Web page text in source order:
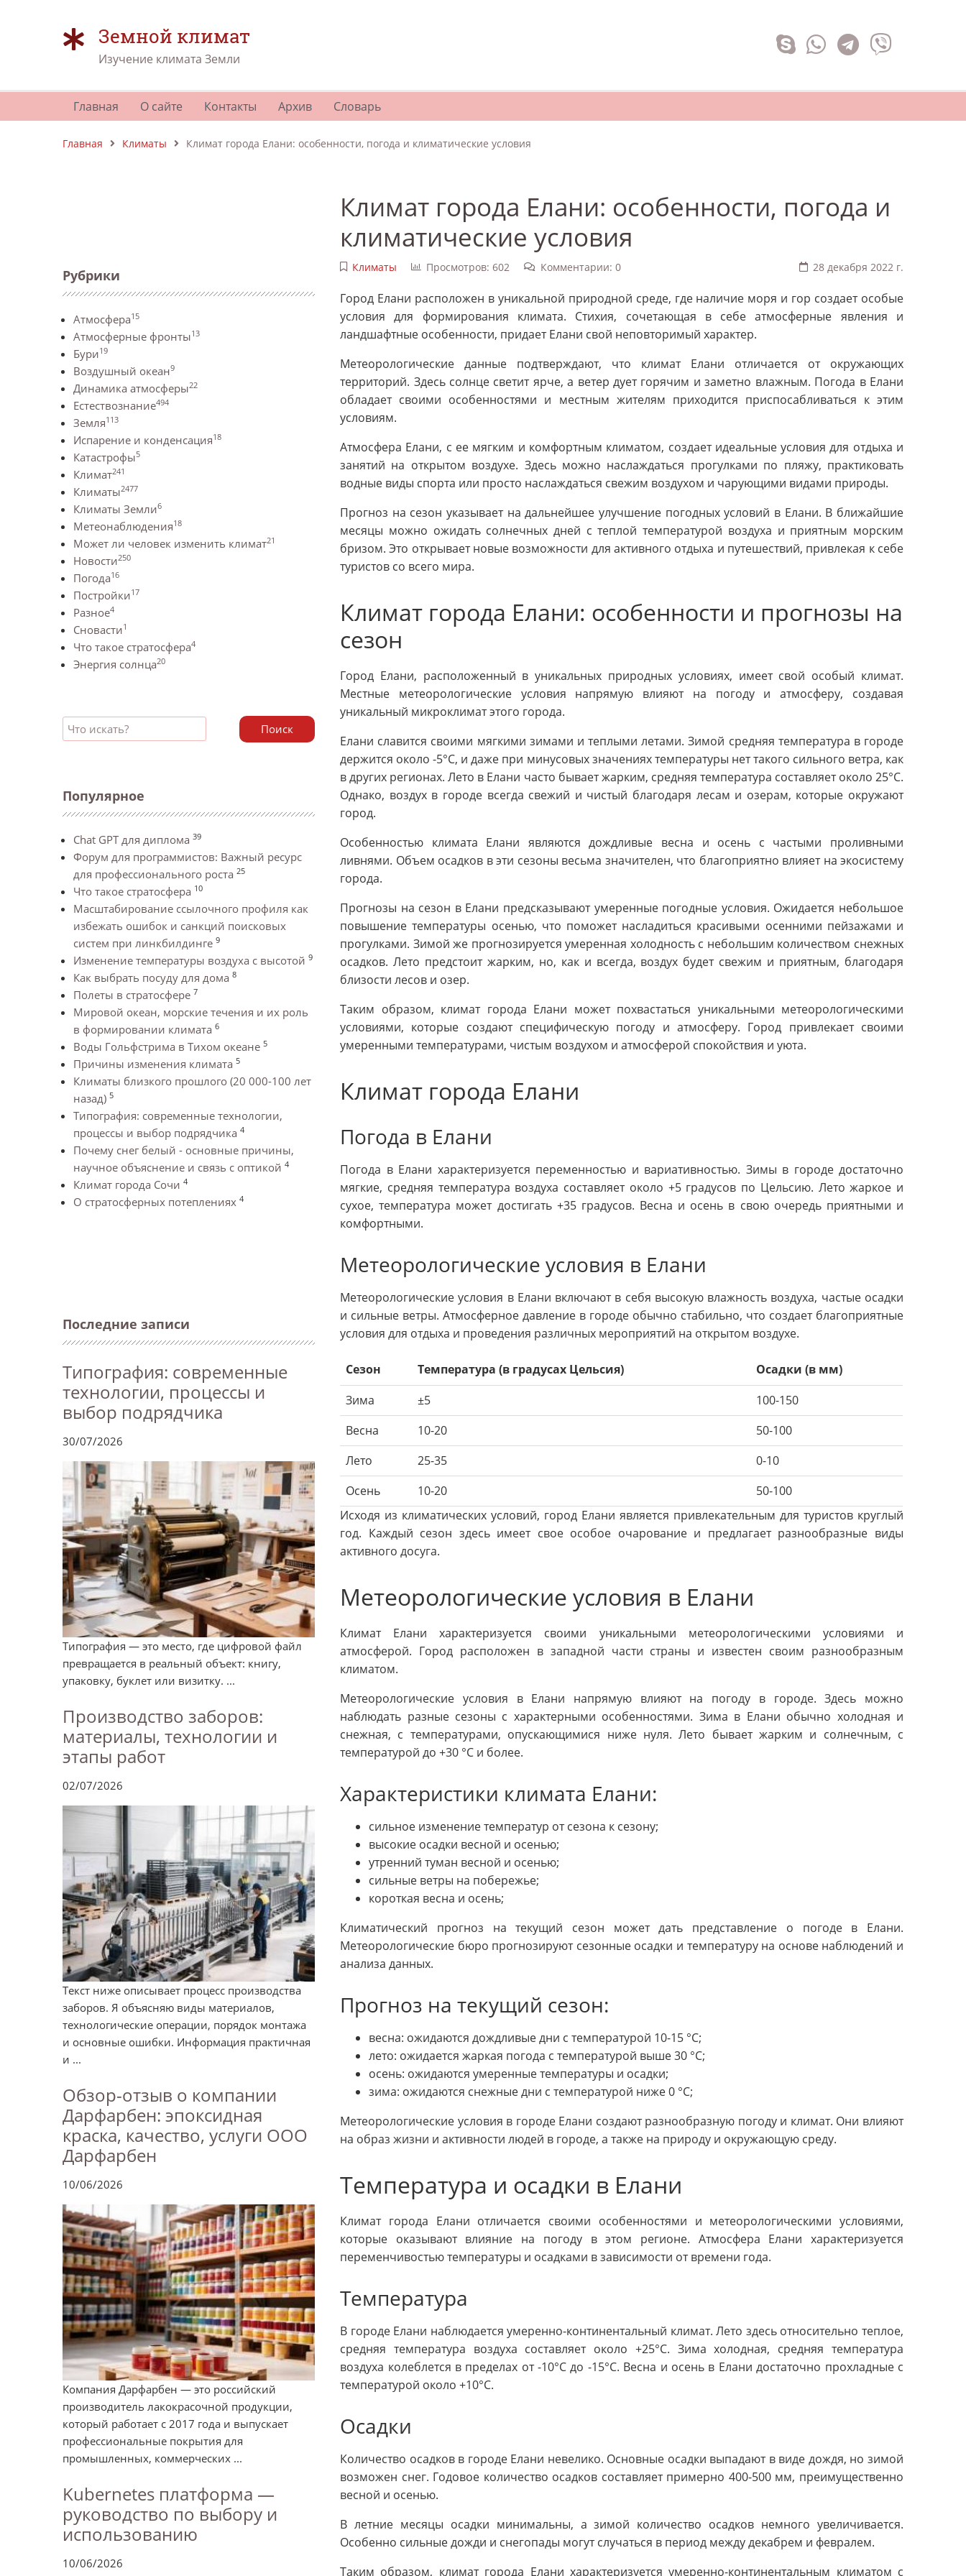
Земной климат
Изучение климата Земли
Главная О сайте Контакты Архив Словарь
Главная Климаты Климат города Елани: особенности, погода и климатические условия
Рубрики
Атмосфера15
Атмосферные фронты13
Бури19
Воздушный океан9
Динамика атмосферы22
Естествознание494
Земля113
Испарение и конденсация18
Катастрофы5
Климат241
Климаты2477
Климаты Земли6
Метеонаблюдения18
Может ли человек изменить климат21
Новости250
Погода16
Постройки17
Разное4
Сновасти1
Что такое стратосфера4
Энергия солнца20
Поиск
Популярное
Chat GPT для диплома 39
Форум для программистов: Важный ресурс
для профессионального роста 25
Что такое стратосфера 10
Масштабирование ссылочного профиля как
избежать ошибок и санкций поисковых
систем при линкбилдинге 9
Изменение температуры воздуха с высотой 9
Как выбрать посуду для дома 8
Полеты в стратосфере 7
Мировой океан, морские течения и их роль
в формировании климата 6
Воды Гольфстрима в Тихом океане 5
Причины изменения климата 5
Климаты близкого прошлого (20 000-100 лет
назад) 5
Типография: современные технологии,
процессы и выбор подрядчика 4
Почему снег белый - основные причины,
научное объяснение и связь с оптикой 4
Климат города Сочи 4
О стратосферных потеплениях 4
Последние записи
Типография: современные
технологии, процессы и
выбор подрядчика
30/07/2026
Типография — это место, где цифровой файл
превращается в реальный объект: книгу,
упаковку, буклет или визитку. ...
Производство заборов:
материалы, технологии и
этапы работ
02/07/2026
Текст ниже описывает процесс производства
заборов. Я объясняю виды материалов,
технологические операции, порядок монтажа
и основные ошибки. Информация практичная
и ...
Обзор-отзыв о компании
Дарфарбен: эпоксидная
краска, качество, услуги ООО
Дарфарбен
10/06/2026
Компания Дарфарбен — это российский
производитель лакокрасочной продукции,
который работает с 2017 года и выпускает
профессиональные покрытия для
промышленных, коммерческих ...
Kubernetes платформа —
руководство по выбору и
использованию
10/06/2026
Климат города Елани: особенности, погода и
климатические условия
Климаты Просмотров: 602 Комментарии: 0 28 декабря 2022 г.
Город Елани расположен в уникальной природной среде, где наличие моря и гор создает особые
условия для формирования климата. Стихия, сочетающая в себе атмосферные явления и
ландшафтные особенности, придает Елани свой неповторимый характер.
Метеорологические данные подтверждают, что климат Елани отличается от окружающих
территорий. Здесь солнце светит ярче, а ветер дует горячим и заметно влажным. Погода в Елани
обладает своими особенностями и местным жителям приходится приспосабливаться к этим
условиям.
Атмосфера Елани, с ее мягким и комфортным климатом, создает идеальные условия для отдыха и
занятий на открытом воздухе. Здесь можно наслаждаться прогулками по пляжу, практиковать
водные виды спорта или просто наслаждаться свежим воздухом и чарующими видами природы.
Прогноз на сезон указывает на дальнейшее улучшение погодных условий в Елани. В ближайшие
месяцы можно ожидать солнечных дней с теплой температурой воздуха и приятным морским
бризом. Это открывает новые возможности для активного отдыха и путешествий, привлекая к себе
туристов со всего мира.
Климат города Елани: особенности и прогнозы на
сезон
Город Елани, расположенный в уникальных природных условиях, имеет свой особый климат.
Местные метеорологические условия напрямую влияют на погоду и атмосферу, создавая
уникальный микроклимат этого города.
Елани славится своими мягкими зимами и теплыми летами. Зимой средняя температура в городе
держится около -5°C, и даже при минусовых значениях температуры нет такого сильного ветра, как
в других регионах. Лето в Елани часто бывает жарким, средняя температура составляет около 25°C.
Однако, воздух в городе всегда свежий и чистый благодаря лесам и озерам, которые окружают
город.
Особенностью климата Елани являются дождливые весна и осень с частыми проливными
ливнями. Объем осадков в эти сезоны весьма значителен, что благоприятно влияет на экосистему
города.
Прогнозы на сезон в Елани предсказывают умеренные погодные условия. Ожидается небольшое
повышение температуры осенью, что поможет насладиться красивыми осенними пейзажами и
прогулками. Зимой же прогнозируется умеренная холодность с небольшим количеством снежных
осадков. Лето предстоит жарким, но, как и всегда, воздух будет свежим и приятным, благодаря
близости лесов и озер.
Таким образом, климат города Елани может похвастаться уникальными метеорологическими
условиями, которые создают специфическую погоду и атмосферу. Город привлекает своими
умеренными температурами, чистым воздухом и атмосферой спокойствия и уюта.
Климат города Елани
Погода в Елани
Погода в Елани характеризуется переменностью и вариативностью. Зимы в городе достаточно
мягкие, средняя температура воздуха составляет около +5 градусов по Цельсию. Лето жаркое и
сухое, температура может достигать +35 градусов. Весна и осень в свою очередь приятными и
комфортными.
Метеорологические условия в Елани
Метеорологические условия в Елани включают в себя высокую влажность воздуха, частые осадки
и сильные ветры. Атмосферное давление в городе обычно стабильно, что создает благоприятные
условия для отдыха и проведения различных мероприятий на открытом воздухе.
Сезон Температура (в градусах Цельсия)
Осадки (в мм)
Зима
±5
100-150
Весна
10-20
50-100
Лето
25-35
0-10
Осень
10-20
50-100
Исходя из климатических условий, город Елани является привлекательным для туристов круглый
год. Каждый сезон здесь имеет свое особое очарование и предлагает разнообразные виды
активного досуга.
Метеорологические условия в Елани
Климат Елани характеризуется своими уникальными метеорологическими условиями и
атмосферой. Город расположен в западной части страны и известен своим разнообразным
климатом.
Метеорологические условия в Елани напрямую влияют на погоду в городе. Здесь можно
наблюдать разные сезоны с характерными особенностями. Зима в Елани обычно холодная и
снежная, с температурами, опускающимися ниже нуля. Лето бывает жарким и солнечным, с
температурой до +30 °C и более.
Характеристики климата Елани:
сильное изменение температур от сезона к сезону;
высокие осадки весной и осенью;
утренний туман весной и осенью;
сильные ветры на побережье;
короткая весна и осень;
Климатический прогноз на текущий сезон может дать представление о погоде в Елани.
Метеорологические бюро прогнозируют сезонные осадки и температуру на основе наблюдений и
анализа данных.
Прогноз на текущий сезон:
весна: ожидаются дождливые дни с температурой 10-15 °C;
лето: ожидается жаркая погода с температурой выше 30 °C;
осень: ожидаются умеренные температуры и осадки;
зима: ожидаются снежные дни с температурой ниже 0 °C;
Метеорологические условия в городе Елани создают разнообразную погоду и климат. Они влияют
на образ жизни и активности людей в городе, а также на природу и окружающую среду.
Температура и осадки в Елани
Климат города Елани отличается своими особенностями и метеорологическими условиями,
которые оказывают влияние на погоду в этом регионе. Атмосфера Елани характеризуется
переменчивостью температуры и осадками в зависимости от времени года.
Температура
В городе Елани наблюдается умеренно-континентальный климат. Лето здесь относительно теплое,
средняя температура воздуха составляет около +25°C. Зима холодная, средняя температура
воздуха колеблется в пределах от -10°C до -15°C. Весна и осень в Елани достаточно прохладные с
температурой около +10°C.
Осадки
Количество осадков в городе Елани невелико. Основные осадки выпадают в виде дождя, но зимой
возможен снег. Годовое количество осадков составляет примерно 400-500 мм, преимущественно
весной и осенью.
В летние месяцы осадки минимальны, а зимой количество осадков немного увеличивается.
Особенно сильные дожди и снегопады могут случаться в период между декабрем и февралем.
Таким образом, климат города Елани характеризуется умеренно-континентальным климатом с